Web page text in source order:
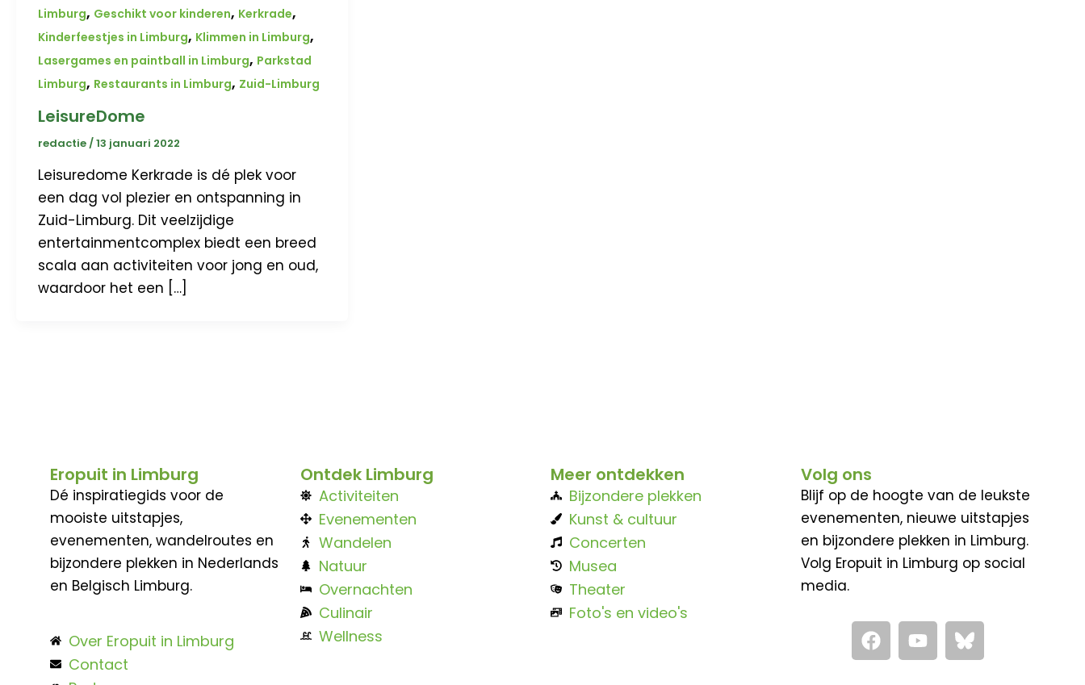
Limburg, Geschikt voor kinderen, Kerkrade,
Kinderfeestjes in Limburg, Klimmen in Limburg,
Lasergames en paintball in Limburg, Parkstad
Limburg, Restaurants in Limburg, Zuid-Limburg
LeisureDome
redactie/13 januari 2022
Leisuredome Kerkrade is dé plek voor
een dag vol plezier en ontspanning in
Zuid-Limburg. Dit veelzijdige
entertainmentcomplex biedt een breed
scala aan activiteiten voor jong en oud,
waardoor het een […]
Eropuit in Limburg
Dé inspiratiegids voor de
mooiste uitstapjes,
evenementen, wandelroutes en
bijzondere plekken in Nederlands
en Belgisch Limburg.
Over Eropuit in Limburg
Contact
Ontdek Limburg
Activiteiten
Evenementen
Wandelen
Natuur
Overnachten
Culinair
Wellness
Meer ontdekken
Bijzondere plekken
Kunst & cultuur
Concerten
Musea
Theater
Foto's en video's
Volg ons
Blijf op de hoogte van de leukste
evenementen, nieuwe uitstapjes
en bijzondere plekken in Limburg.
Volg Eropuit in Limburg op social
media.
F
a
c
Y
o
u